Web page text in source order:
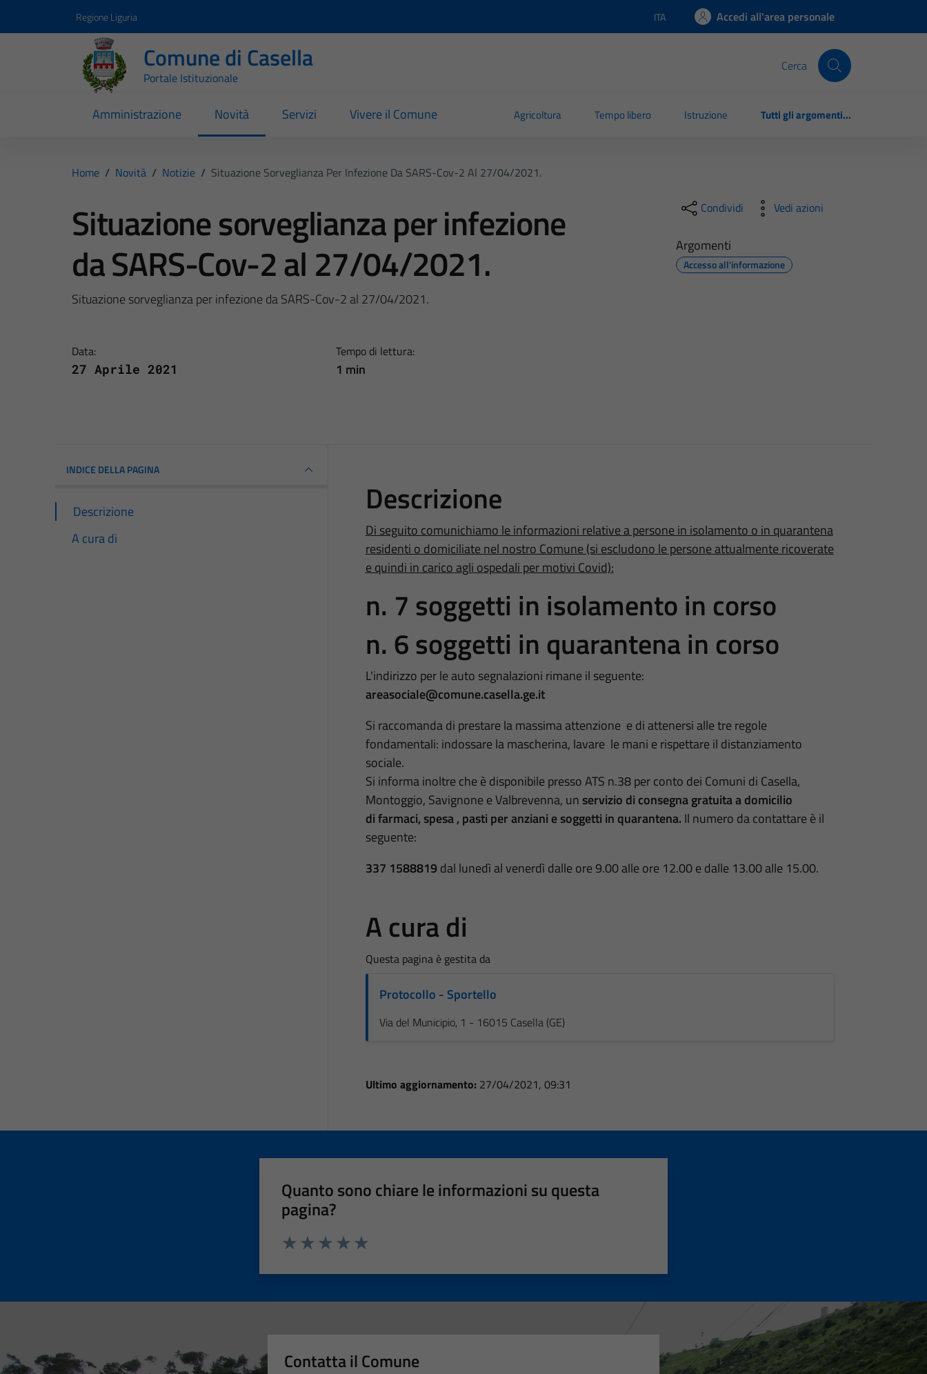
Regione Liguria Lingua attiva:
ITA Accedi all'area personale
Comune di Casella
Portale Istituzionale
Cerca
Amministrazione Novità Servizi Vivere il Comune Agricoltura Tempo libero Istruzione Tutti gli argomenti...
Home / Novità / Notizie / Situazione Sorveglianza Per Infezione Da SARS-Cov-2 Al 27/04/2021.
Situazione sorveglianza per infezione
da SARS-Cov-2 al 27/04/2021.
Situazione sorveglianza per infezione da SARS-Cov-2 al 27/04/2021.
Data:
27 Aprile 2021
Tempo di lettura:
1 min
Condividi Vedi azioni
Argomenti
Accesso all'informazione
INDICE DELLA PAGINA
Descrizione
A cura di
Descrizione
Di seguito comunichiamo le informazioni relative a persone in isolamento o in quarantena
residenti o domiciliate nel nostro Comune (si escludono le persone attualmente ricoverate
e quindi in carico agli ospedali per motivi Covid):
n. 7 soggetti in isolamento in corso
n. 6 soggetti in quarantena in corso
L'indirizzo per le auto segnalazioni rimane il seguente:
areasociale@comune.casella.ge.it
Si raccomanda di prestare la massima attenzione e di attenersi alle tre regole
fondamentali: indossare la mascherina, lavare le mani e rispettare il distanziamento
sociale.
Si informa inoltre che è disponibile pressoATS n.38per conto dei Comuni di Casella,
Montoggio, Savignone e Valbrevenna, un servizio di consegna gratuita a domicilio
di farmaci, spesa , pasti per anziani e soggetti in quarantena. Il numero da contattare è il
seguente:
337 1588819dal lunedì al venerdì dalle ore 9.00 alle ore 12.00 e dalle 13.00 alle 15.00.
A cura di
Questa pagina è gestita da
Protocollo - Sportello
Via del Municipio, 1 - 16015 Casella (GE)
Ultimo aggiornamento: 27/04/2021, 09:31
Quanto sono chiare le informazioni su questa
pagina?
Contatta il Comune